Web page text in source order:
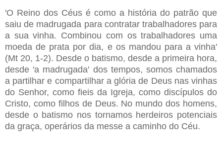
'O Reino dos Céus é como a história do patrão que
saiu de madrugada para contratar trabalhadores para
a sua vinha. Combinou com os trabalhadores uma
moeda de prata por dia, e os mandou para a vinha'
(Mt 20, 1-2). Desde o batismo, desde a primeira hora,
desde 'a madrugada' dos tempos, somos chamados
a partilhar e compartilhar a glória de Deus nas vinhas
do Senhor, como fieis da Igreja, como discípulos do
Cristo, como filhos de Deus. No mundo dos homens,
desde o batismo nos tornamos herdeiros potenciais
da graça, operários da messe a caminho do Céu.